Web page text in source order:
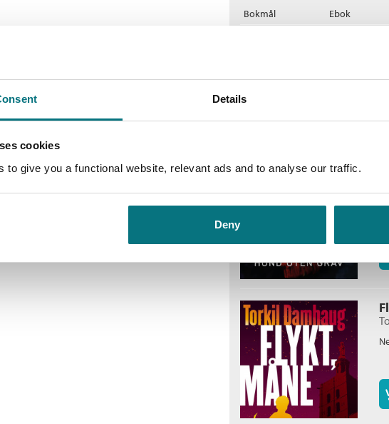
Details
cookies
to give you a functional website, relevant ads and to analyse our traffic.
Deny
Bokmål Ebok
En faks fra evigheten
Bokmål